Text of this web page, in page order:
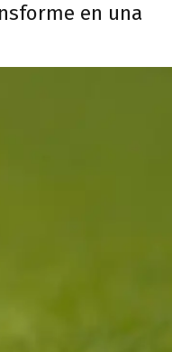
en una